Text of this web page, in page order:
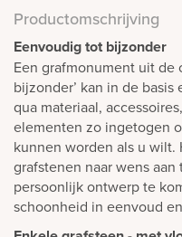
Productomschrijving
Eenvoudig tot bijzonder
Een grafmonument uit
bijzonder’ kan in de
qua materiaal,
elementen zo ingetogen
kunnen worden als u
grafstenen naar wens
persoonlijk ontwerp te
schoonheid in eenvoud